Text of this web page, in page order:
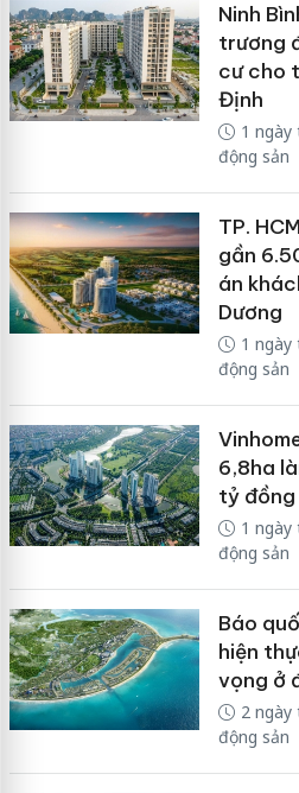
Ninh
trương
cư cho
Định
1
động sản
TP.
gần
án
Dương
1
động sản
6,8ha
tỷ đồng
1
động sản
Báo
hiện
vọng ở
2
động sản